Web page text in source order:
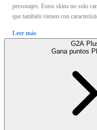
personajes. Estos skins no solo
que también vienen con
Leer más
G2A
Gana puntos